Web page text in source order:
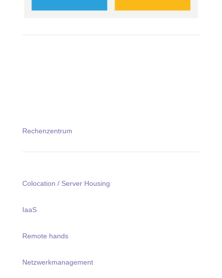
Rechenzentrum
Colocation / Server Housing
IaaS
Remote hands
Netzwerkmanagement